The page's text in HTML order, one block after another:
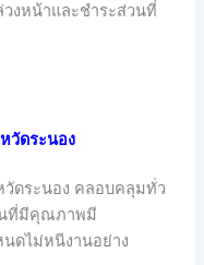
งหน้าและชำระส่วนที่
วัดระนอง
วัดระนอง คลอบคลุมทั่ว
นที่มีคุณภาพมี
ดไม่หนีงานอย่าง